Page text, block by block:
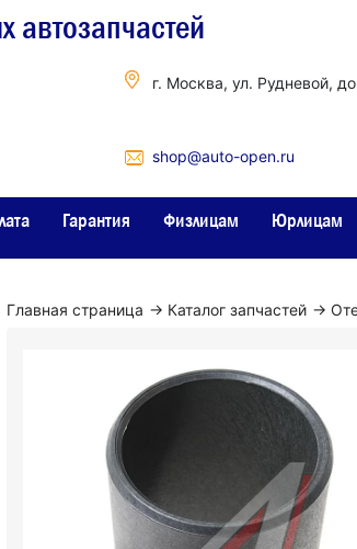
автозапчастей
г. Москва, ул. Рудневой,
shop@auto-open.ru
Гарантия Физлицам Юрлицам
Главная страница → Каталог запчастей →